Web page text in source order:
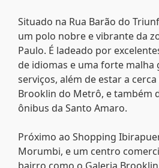
Situado na Rua Barão do
um polo nobre e vibrante da
Paulo. É ladeado por
de idiomas e uma forte malha
serviços, além de estar a
Brooklin do Metrô, e também
ônibus da Santo Amaro.
Próximo ao Shopping
Morumbi, e um centro